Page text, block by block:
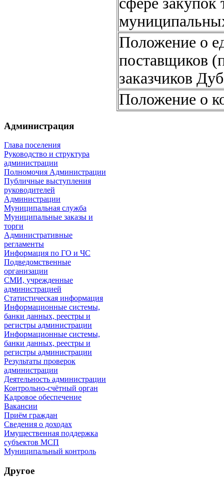
Положение о
поставщиков
заказчиков
Положение о
Администрация
Глава поселения
Руководство и структура
администрации
Полномочия Администрации
Публичные выступления
руководителей
Администрации
Муниципальная служба
Муниципальные заказы и
торги
Административные
регламенты
Информация по ГО и ЧС
Подведомственные
организации
СМИ, учрежденные
администрацией
Статистическая информация
Информационные системы,
банки данных, реестры и
регистры администрации
Информационные системы,
банки данных, реестры и
регистры администрации
Результаты проверок
администрации
Деятельность администрации
Контрольно-счётный орган
Кадровое обеспечение
Вакансии
Приём граждан
Сведения о доходах
Имущественная поддержка
субъектов МСП
Муниципальный контроль
Другое